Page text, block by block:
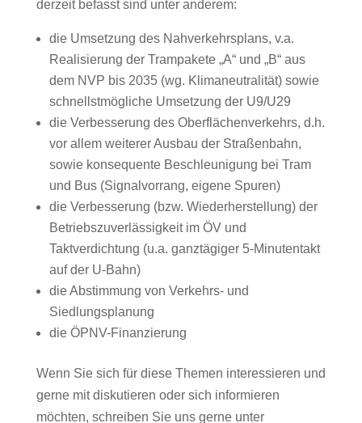
derzeit befasst sind unter anderem:
die Umsetzung des Nahverkehrsplans, v.a.
Realisierung der Trampakete „A“ und „B“ aus
dem NVP bis 2035 (wg. Klimaneutralität) sowie
schnellstmögliche Umsetzung der U9/U29
die Verbesserung des Oberflächenverkehrs, d.h.
vor allem weiterer Ausbau der Straßenbahn,
sowie konsequente Beschleunigung bei Tram
und Bus (Signalvorrang, eigene Spuren)
die Verbesserung (bzw. Wiederherstellung) der
Betriebszuverlässigkeit im ÖV und
Taktverdichtung (u.a. ganztägiger 5-Minutentakt
auf der U-Bahn)
die Abstimmung von Verkehrs- und
Siedlungsplanung
die ÖPNV-Finanzierung
Wenn Sie sich für diese Themen interessieren und
gerne mit diskutieren oder sich informieren
möchten, schreiben Sie uns gerne unter